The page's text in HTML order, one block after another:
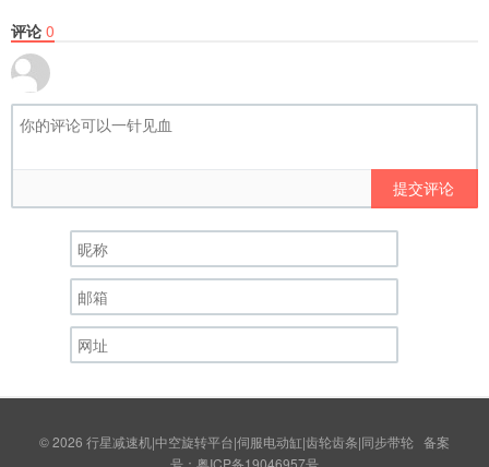
评论 0
提交评论
© 2026 行星减速机|中空旋转平台|伺服电动缸|齿轮齿条|同步带轮 备案
号： 粤ICP备19046957号